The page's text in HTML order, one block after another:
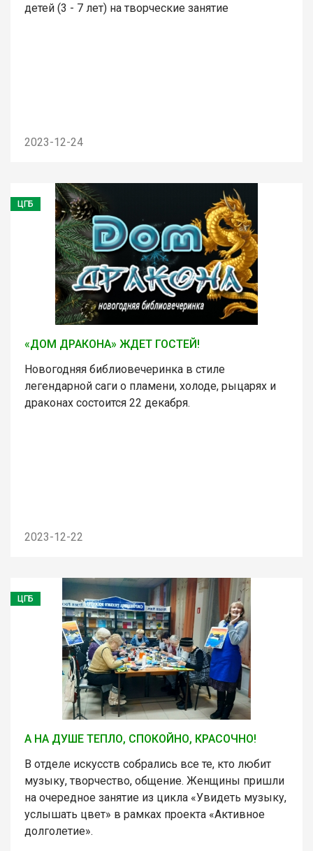
детей (3 - 7 лет) на творческие занятие
2023-12-24
ЦГБ
«ДОМ ДРАКОНА» ЖДЕТ ГОСТЕЙ!
Новогодняя библиовечеринка в стиле
легендарной саги о пламени, холоде, рыцарях и
драконах состоится 22 декабря.
2023-12-22
ЦГБ
А НА ДУШЕ ТЕПЛО, СПОКОЙНО, КРАСОЧНО!
В отделе искусств собрались все те, кто любит
музыку, творчество, общение. Женщины пришли
на очередное занятие из цикла «Увидеть музыку,
услышать цвет» в рамках проекта «Активное
долголетие».